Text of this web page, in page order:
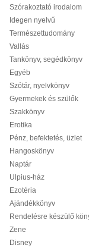
Szórakoztató irodalom
Idegen nyelvű
Természettudomány
Vallás
Tankönyv, segédkönyv
Egyéb
Szótár, nyelvkönyv
Gyermekek és szülők
Szakkönyv
Erotika
Pénz, befektetés, üzlet
Hangoskönyv
Naptár
Ulpius-ház
Ezotéria
Ajándékkönyv
Rendelésre készülő
Zene
Disney